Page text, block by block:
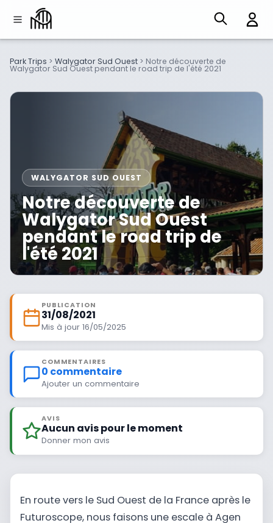
Park Trips > Walygator Sud Ouest > Notre découverte de
Walygator Sud Ouest pendant le road trip de l'été 2021
WALYGATOR SUD OUEST
Notre découverte de
Walygator Sud Ouest
pendant le road trip de
l'été 2021
PUBLICATION
31/08/2021
Mis à jour 16/05/2025
COMMENTAIRES
0 commentaire
Ajouter un commentaire
AVIS
Aucun avis pour le moment
Donner mon avis
En route vers le Sud Ouest de la France après le
Futuroscope, nous faisons une escale à Agen